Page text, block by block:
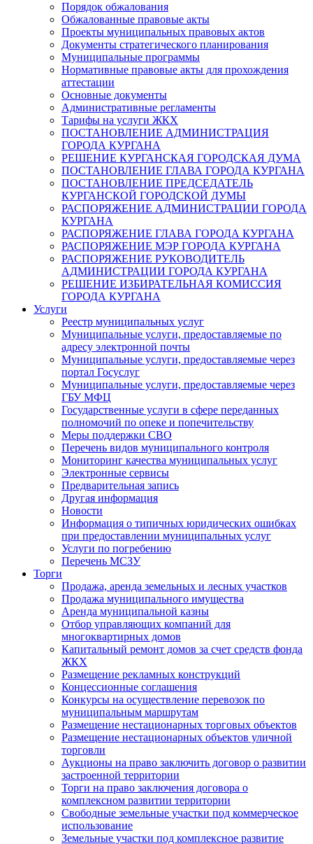
Порядок обжалования
Обжалованные правовые акты
Проекты муниципальных правовых актов
Документы стратегического планирования
Муниципальные программы
Нормативные правовые акты для прохождения
аттестации
Основные документы
Административные регламенты
Тарифы на услуги ЖКХ
ПОСТАНОВЛЕНИЕ АДМИНИСТРАЦИЯ
ГОРОДА КУРГАНА
РЕШЕНИЕ КУРГАНСКАЯ ГОРОДСКАЯ ДУМА
ПОСТАНОВЛЕНИЕ ГЛАВА ГОРОДА КУРГАНА
ПОСТАНОВЛЕНИЕ ПРЕДСЕДАТЕЛЬ
КУРГАНСКОЙ ГОРОДСКОЙ ДУМЫ
РАСПОРЯЖЕНИЕ АДМИНИСТРАЦИИ ГОРОДА
КУРГАНА
РАСПОРЯЖЕНИЕ ГЛАВА ГОРОДА КУРГАНА
РАСПОРЯЖЕНИЕ МЭР ГОРОДА КУРГАНА
РАСПОРЯЖЕНИЕ РУКОВОДИТЕЛЬ
АДМИНИСТРАЦИИ ГОРОДА КУРГАНА
РЕШЕНИЕ ИЗБИРАТЕЛЬНАЯ КОМИССИЯ
ГОРОДА КУРГАНА
Услуги
Реестр муниципальных услуг
Муниципальные услуги, предоставляемые по
адресу электронной почты
Муниципальные услуги, предоставляемые через
портал Госуслуг
Муниципальные услуги, предоставляемые через
ГБУ МФЦ
Государственные услуги в сфере переданных
полномочий по опеке и попечительству
Меры поддержки СВО
Перечень видов муниципального контроля
Мониторинг качества муниципальных услуг
Электронные сервисы
Предварительная запись
Другая информация
Новости
Информация о типичных юридических ошибках
при предоставлении муниципальных услуг
Услуги по погребению
Перечень МСЗУ
Торги
Продажа, аренда земельных и лесных участков
Продажа муниципального имущества
Аренда муниципальной казны
Отбор управляющих компаний для
многоквартирных домов
Капитальный ремонт домов за счет средств фонда
ЖКХ
Размещение рекламных конструкций
Концессионные соглашения
Конкурсы на осуществление перевозок по
муниципальным маршрутам
Размещение нестационарных торговых объектов
Размещение нестационарных объектов уличной
торговли
Аукционы на право заключить договор о развитии
застроенной территории
Торги на право заключения договора о
комплексном развитии территории
Свободные земельные участки под коммерческое
использование
Земельные участки под комплексное развитие